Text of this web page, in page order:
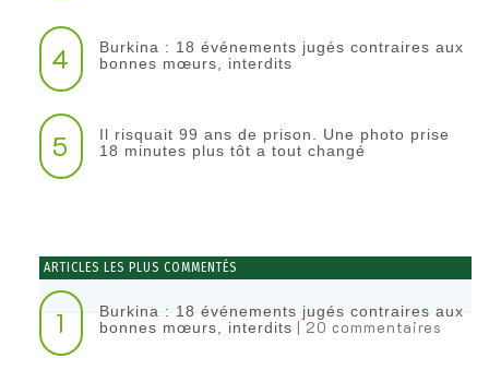
4
Burkina : 18 événements jugés contraires aux
bonnes mœurs, interdits
5
Il risquait 99 ans de prison. Une photo prise
18 minutes plus tôt a tout changé
ARTICLES LES PLUS COMMENTÉS
1
Burkina : 18 événements jugés contraires aux
bonnes mœurs, interdits | 20 commentaires